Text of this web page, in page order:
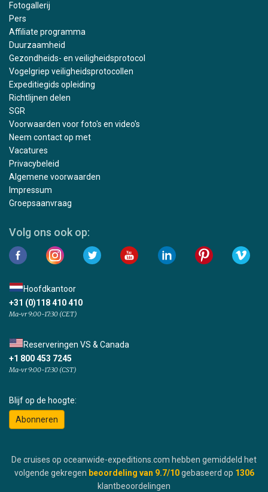
Fotogallerij
Pers
Affiliate programma
Duurzaamheid
Gezondheids- en veiligheidsprotocol
Vogelgriep veiligheidsprotocollen
Expeditiegids opleiding
Richtlijnen delen
SGR
Voorwaarden voor foto's en video's
Neem contact op met
Vacatures
Privacybeleid
Algemene voorwaarden
Impressum
Groepsaanvraag
Volg ons ook op:
Hoofdkantoor
+31 (0)118 410 410
Ma-vr 9:00-17:30 (CET)
Reserveringen VS & Canada
+1 800 453 7245
Ma-vr 9:00-17:30 (CST)
Blijf op de hoogte:
Abonneren
De cruises op oceanwide-expeditions.com hebben gemiddeld het
volgende gekregen beoordeling van 9.7/10 gebaseerd op 1306
klantbeoordelingen